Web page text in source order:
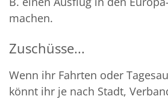
machen.
Zuschüsse...
Wenn ihr Fahrten oder
könnt ihr je nach Stadt,